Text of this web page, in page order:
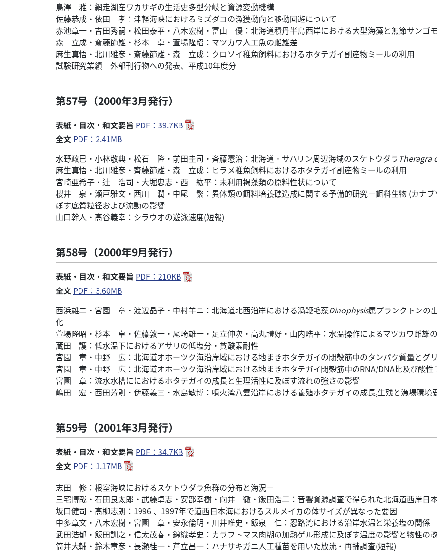
鳥澤 雅：網走湖産ワカサギの生活史多型分岐と資源変動機構
佐藤恭成・依田 孝：津軽海峡におけるミズダコの漁獲動向と移動回遊について
赤池章一・吉田秀嗣・松田泰平・八木宏樹・富山 優：北海道積丹半島西岸における大型海藻と無節サンゴ
森 立成・斎藤節雄・杉本 卓・萱場隆昭：マツカワ人工魚の雌雄差
麻生真悟・北川雅彦・斎藤節雄・森 立成：クロソイ稚魚飼料におけるホタテガイ副産物ミールの利用
試験研究業績 外部刊行物への発表、平成10年度分
第57号（2000年3月発行）
表紙・目次・和文要旨 PDF：39.7KB
全文 PDF：2.41MB
水野政巳・小林敬典・松石 隆・前田圭司・斉藤憲治：北海道・サハリン周辺海域のスケトウダラ Theragra
麻生真悟・北川雅彦・齊藤節雄・森 立成：ヒラメ稚魚飼料におけるホタテガイ副産物ミールの利用
宮崎亜希子・辻 浩司・大堀忠志・西 紘平：未利用褐藻類の原料性状について
櫻井 泉・瀬戸雅文・西川 潤・中尾 繁：異体類の餌料培養礁造成に関する予備的研究－餌料生物 (カナブ
ぼす底質粒径および流動の影響
山口幹人・高谷義幸：シラウオの遊泳速度(短報)
第58号（2000年9月発行）
表紙・目次・和文要旨 PDF：210KB
全文 PDF：3.60MB
西浜雄二・宮園 章・渡辺晶子・中村羊ニ：北海道北西沿岸における渦鞭毛藻Dinophysis属プランクトンの
化
萱場隆昭・杉本 卓・佐藤敦一・尾崎雄一・足立伸次・高丸禮好・山内晧平：水温操作によるマツカワ雌雄
蔵田 護：低水温下におけるアサリの低塩分・貧酸素耐性
宮園 章・中野 広：北海道オホーツク海沿岸域における地まきホタテガイの閉殻筋中のタンパク質量とグ
宮園 章・中野 広：北海道オホーツク海沿岸域における地まきホタテガイ閉殻筋中のRNA/DNA比及び酸性
宮園 章：流水水槽ににおけるホタテガイの成長と生理活性に及ぼす流れの強さの影響
嶋田 宏・西田芳則・伊藤義三・水島敏博：噴火湾八雲沿岸における養殖ホタテガイの成長,生残と漁場環境
第59号（2001年3月発行）
表紙・目次・和文要旨 PDF：34.7KB
全文 PDF：1.17MB
志田 修：根室海峡におけるスケトウダラ魚群の分布と海況－Ⅰ
三宅博哉・石田良太郎・武藤卓志・安部幸樹・向井 徹・飯田浩二：音響資源調査で得られた北海道西岸日
坂口健司・高柳志朗：1996 、1997年で道西日本海におけるスルメイカの体サイズが異なった要因
中多章文・八木宏樹・宮園 章・安永倫明・川井唯史・飯泉 仁：忍路湾における沿岸水温と栄養塩の関係
武田浩郁・飯田訓之・信太茂春・錦織孝史：カラフトマス肉糊の加熱ゲル形成に及ぼす温度の影響と物性の
筒井大輔・鈴木章彦・長瀬桂一・芦立昌一：ハナサキガニ人工種苗を用いた放流・再捕調査(短報)